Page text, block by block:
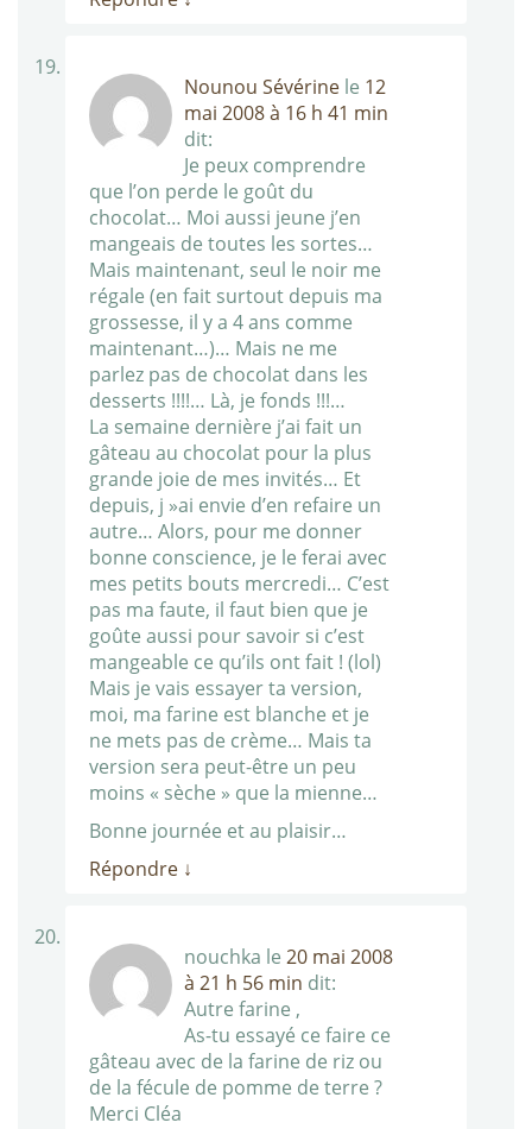
Nounou Sévérine le 12
mai 2008 à 16 h 41 min
dit:
Je peux comprendre
que l’on perde le goût du
chocolat… Moi aussi jeune j’en
mangeais de toutes les sortes…
Mais maintenant, seul le noir me
régale (en fait surtout depuis ma
grossesse, il y a 4 ans comme
maintenant…)… Mais ne me
parlez pas de chocolat dans les
desserts !!!!… Là, je fonds !!!…
La semaine dernière j’ai fait un
gâteau au chocolat pour la plus
grande joie de mes invités… Et
depuis, j »ai envie d’en refaire un
autre… Alors, pour me donner
bonne conscience, je le ferai avec
mes petits bouts mercredi… C’est
pas ma faute, il faut bien que je
goûte aussi pour savoir si c’est
mangeable ce qu’ils ont fait ! (lol)
Mais je vais essayer ta version,
moi, ma farine est blanche et je
ne mets pas de crème… Mais ta
version sera peut-être un peu
moins « sèche » que la mienne…
Bonne journée et au plaisir…
Répondre ↓
nouchka le 20 mai 2008
à 21 h 56 min dit:
Autre farine ,
As-tu essayé ce faire ce
gâteau avec de la farine de riz ou
de la fécule de pomme de terre ?
Merci Cléa